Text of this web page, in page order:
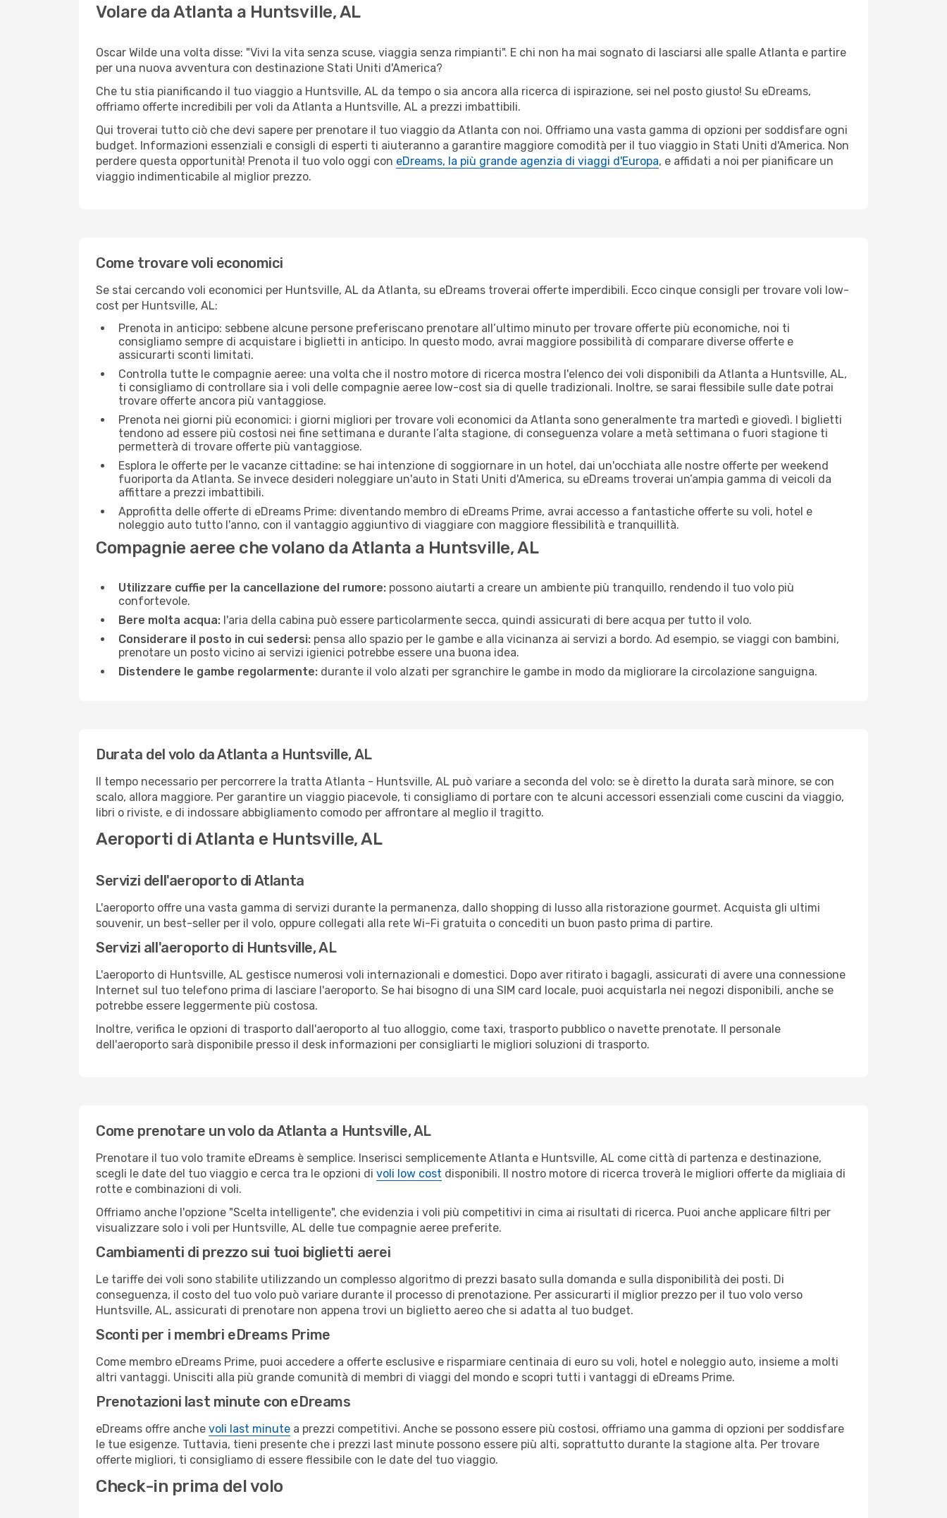
Volare da Atlanta a Huntsville, AL
Oscar Wilde una volta disse: "Vivi la vita senza scuse, viaggia senza rimpianti". E chi non ha mai sognato di lasciarsi alle spalle Atlanta e partire
per una nuova avventura con destinazione Stati Uniti d'America?
Che tu stia pianificando il tuo viaggio a Huntsville, AL da tempo o sia ancora alla ricerca di ispirazione, sei nel posto giusto! Su eDreams,
offriamo offerte incredibili per voli da Atlanta a Huntsville, AL a prezzi imbattibili.
Qui troverai tutto ciò che devi sapere per prenotare il tuo viaggio da Atlanta con noi. Offriamo una vasta gamma di opzioni per soddisfare ogni
budget. Informazioni essenziali e consigli di esperti ti aiuteranno a garantire maggiore comodità per il tuo viaggio in Stati Uniti d'America. Non
perdere questa opportunità! Prenota il tuo volo oggi con eDreams, la più grande agenzia di viaggi d'Europa, e affidati a noi per pianificare un
viaggio indimenticabile al miglior prezzo.
Come trovare voli economici
Se stai cercando voli economici per Huntsville, AL da Atlanta, su eDreams troverai offerte imperdibili. Ecco cinque consigli per trovare voli low-
cost per Huntsville, AL:
Prenota in anticipo: sebbene alcune persone preferiscano prenotare all’ultimo minuto per trovare offerte più economiche, noi ti
consigliamo sempre di acquistare i biglietti in anticipo. In questo modo, avrai maggiore possibilità di comparare diverse offerte e
assicurarti sconti limitati.
Controlla tutte le compagnie aeree: una volta che il nostro motore di ricerca mostra l'elenco dei voli disponibili da Atlanta a Huntsville, AL,
ti consigliamo di controllare sia i voli delle compagnie aeree low-cost sia di quelle tradizionali. Inoltre, se sarai flessibile sulle date potrai
trovare offerte ancora più vantaggiose.
Prenota nei giorni più economici: i giorni migliori per trovare voli economici da Atlanta sono generalmente tra martedì e giovedì. I biglietti
tendono ad essere più costosi nei fine settimana e durante l’alta stagione, di conseguenza volare a metà settimana o fuori stagione ti
permetterà di trovare offerte più vantaggiose.
Esplora le offerte per le vacanze cittadine: se hai intenzione di soggiornare in un hotel, dai un'occhiata alle nostre offerte per weekend
fuoriporta da Atlanta. Se invece desideri noleggiare un'auto in Stati Uniti d'America, su eDreams troverai un’ampia gamma di veicoli da
affittare a prezzi imbattibili.
Approfitta delle offerte di eDreams Prime: diventando membro di eDreams Prime, avrai accesso a fantastiche offerte su voli, hotel e
noleggio auto tutto l'anno, con il vantaggio aggiuntivo di viaggiare con maggiore flessibilità e tranquillità.
Compagnie aeree che volano da Atlanta a Huntsville, AL
Utilizzare cuffie per la cancellazione del rumore: possono aiutarti a creare un ambiente più tranquillo, rendendo il tuo volo più
confortevole.
Bere molta acqua: l'aria della cabina può essere particolarmente secca, quindi assicurati di bere acqua per tutto il volo.
Considerare il posto in cui sedersi: pensa allo spazio per le gambe e alla vicinanza ai servizi a bordo. Ad esempio, se viaggi con bambini,
prenotare un posto vicino ai servizi igienici potrebbe essere una buona idea.
Distendere le gambe regolarmente: durante il volo alzati per sgranchire le gambe in modo da migliorare la circolazione sanguigna.
Durata del volo da Atlanta a Huntsville, AL
Il tempo necessario per percorrere la tratta Atlanta - Huntsville, AL può variare a seconda del volo: se è diretto la durata sarà minore, se con
scalo, allora maggiore. Per garantire un viaggio piacevole, ti consigliamo di portare con te alcuni accessori essenziali come cuscini da viaggio,
libri o riviste, e di indossare abbigliamento comodo per affrontare al meglio il tragitto.
Aeroporti di Atlanta e Huntsville, AL
Servizi dell'aeroporto di Atlanta
L'aeroporto offre una vasta gamma di servizi durante la permanenza, dallo shopping di lusso alla ristorazione gourmet. Acquista gli ultimi
souvenir, un best-seller per il volo, oppure collegati alla rete Wi-Fi gratuita o concediti un buon pasto prima di partire.
Servizi all'aeroporto di Huntsville, AL
L'aeroporto di Huntsville, AL gestisce numerosi voli internazionali e domestici. Dopo aver ritirato i bagagli, assicurati di avere una connessione
Internet sul tuo telefono prima di lasciare l'aeroporto. Se hai bisogno di una SIM card locale, puoi acquistarla nei negozi disponibili, anche se
potrebbe essere leggermente più costosa.
Inoltre, verifica le opzioni di trasporto dall'aeroporto al tuo alloggio, come taxi, trasporto pubblico o navette prenotate. Il personale
dell'aeroporto sarà disponibile presso il desk informazioni per consigliarti le migliori soluzioni di trasporto.
Come prenotare un volo da Atlanta a Huntsville, AL
Prenotare il tuo volo tramite eDreams è semplice. Inserisci semplicemente Atlanta e Huntsville, AL come città di partenza e destinazione,
scegli le date del tuo viaggio e cerca tra le opzioni di voli low cost disponibili. Il nostro motore di ricerca troverà le migliori offerte da migliaia di
rotte e combinazioni di voli.
Offriamo anche l'opzione "Scelta intelligente", che evidenzia i voli più competitivi in cima ai risultati di ricerca. Puoi anche applicare filtri per
visualizzare solo i voli per Huntsville, AL delle tue compagnie aeree preferite.
Cambiamenti di prezzo sui tuoi biglietti aerei
Le tariffe dei voli sono stabilite utilizzando un complesso algoritmo di prezzi basato sulla domanda e sulla disponibilità dei posti. Di
conseguenza, il costo del tuo volo può variare durante il processo di prenotazione. Per assicurarti il miglior prezzo per il tuo volo verso
Huntsville, AL, assicurati di prenotare non appena trovi un biglietto aereo che si adatta al tuo budget.
Sconti per i membri eDreams Prime
Come membro eDreams Prime, puoi accedere a offerte esclusive e risparmiare centinaia di euro su voli, hotel e noleggio auto, insieme a molti
altri vantaggi. Unisciti alla più grande comunità di membri di viaggi del mondo e scopri tutti i vantaggi di eDreams Prime.
Prenotazioni last minute con eDreams
eDreams offre anche voli last minute a prezzi competitivi. Anche se possono essere più costosi, offriamo una gamma di opzioni per soddisfare
le tue esigenze. Tuttavia, tieni presente che i prezzi last minute possono essere più alti, soprattutto durante la stagione alta. Per trovare
offerte migliori, ti consigliamo di essere flessibile con le date del tuo viaggio.
Check-in prima del volo